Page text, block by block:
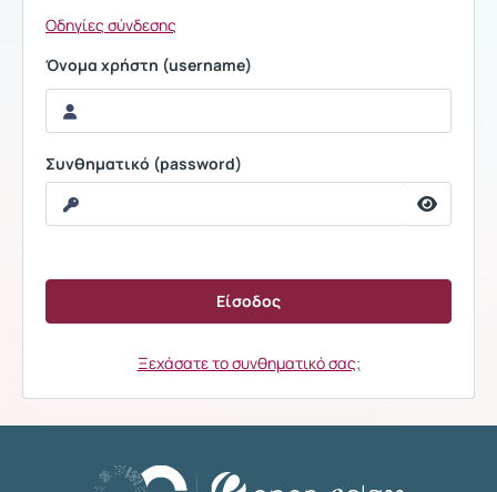
Οδηγίες σύνδεσης
Όνομα χρήστη (username)
Συνθηματικό (password)
Ξεχάσατε το συνθηματικό σας;